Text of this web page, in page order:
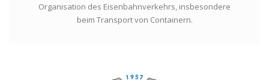
Organisation des Eisenbahnverkehrs, insbesondere
beim Transport von Containern.